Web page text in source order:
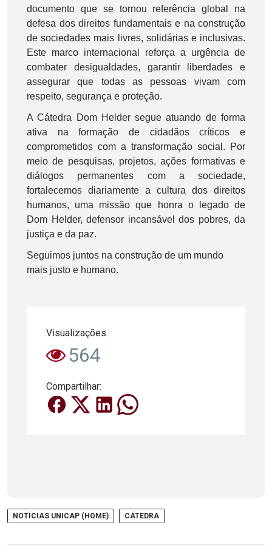
documento que se tornou referência global na
defesa dos direitos fundamentais e na construção
de sociedades mais livres, solidárias e inclusivas.
Este marco internacional reforça a urgência de
combater desigualdades, garantir liberdades e
assegurar que todas as pessoas vivam com
respeito, segurança e proteção.
A Cátedra Dom Helder segue atuando de forma
ativa na formação de cidadãos críticos e
comprometidos com a transformação social. Por
meio de pesquisas, projetos, ações formativas e
diálogos permanentes com a sociedade,
fortalecemos diariamente a cultura dos direitos
humanos, uma missão que honra o legado de
Dom Helder, defensor incansável dos pobres, da
justiça e da paz.
Seguimos juntos na construção de um mundo
mais justo e humano.
Visualizações:
564
Compartilhar:
NOTÍCIAS UNICAP (HOME) CÁTEDRA